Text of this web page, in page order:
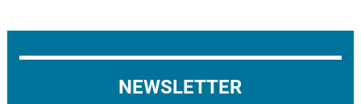
NEWSLETTER